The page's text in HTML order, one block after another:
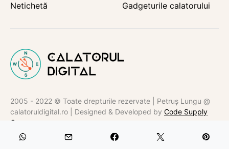
Netichetă Gadgeturile calatorului
2005 - 2022 © Toate drepturile rezervate | Petruș Lungu @
calatoruldigital.ro | Designed & Developed by Code Supply
Co.